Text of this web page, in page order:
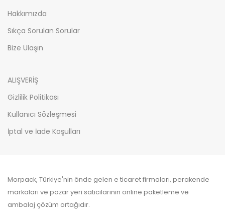
Hakkımızda
Sıkça Sorulan Sorular
Bize Ulaşın
ALIŞVERİŞ
Gizlilik Politikası
Kullanıcı Sözleşmesi
İptal ve İade Koşulları
Morpack, Türkiye'nin önde gelen e ticaret firmaları, perakende
markaları ve pazar yeri satıcılarının online paketleme ve
ambalaj çözüm ortağıdır.